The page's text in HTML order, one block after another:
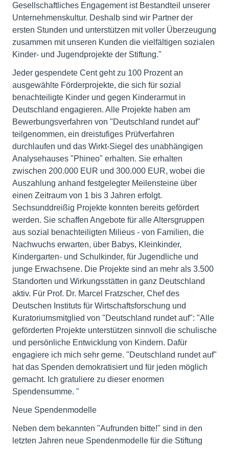
Gesellschaftliches Engagement ist Bestandteil unserer
Unternehmenskultur. Deshalb sind wir Partner der
ersten Stunden und unterstützen mit voller Überzeugung
zusammen mit unseren Kunden die vielfältigen sozialen
Kinder- und Jugendprojekte der Stiftung."
Jeder gespendete Cent geht zu 100 Prozent an
ausgewählte Förderprojekte, die sich für sozial
benachteiligte Kinder und gegen Kinderarmut in
Deutschland engagieren. Alle Projekte haben am
Bewerbungsverfahren von "Deutschland rundet auf"
teilgenommen, ein dreistufiges Prüfverfahren
durchlaufen und das Wirkt-Siegel des unabhängigen
Analysehauses "Phineo" erhalten. Sie erhalten
zwischen 200.000 EUR und 300.000 EUR, wobei die
Auszahlung anhand festgelegter Meilensteine über
einen Zeitraum von 1 bis 3 Jahren erfolgt.
Sechsunddreißig Projekte konnten bereits gefördert
werden. Sie schaffen Angebote für alle Altersgruppen
aus sozial benachteiligten Milieus - von Familien, die
Nachwuchs erwarten, über Babys, Kleinkinder,
Kindergarten- und Schulkinder, für Jugendliche und
junge Erwachsene. Die Projekte sind an mehr als 3.500
Standorten und Wirkungsstätten in ganz Deutschland
aktiv. Für Prof. Dr. Marcel Fratzscher, Chef des
Deutschen Instituts für Wirtschaftsforschung und
Kuratoriumsmitglied von "Deutschland rundet auf": "Alle
geförderten Projekte unterstützen sinnvoll die schulische
und persönliche Entwicklung von Kindern. Dafür
engagiere ich mich sehr gerne. "Deutschland rundet auf"
hat das Spenden demokratisiert und für jeden möglich
gemacht. Ich gratuliere zu dieser enormen
Spendensumme. "
Neue Spendenmodelle
Neben dem bekannten "Aufrunden bitte!" sind in den
letzten Jahren neue Spendenmodelle für die Stiftung